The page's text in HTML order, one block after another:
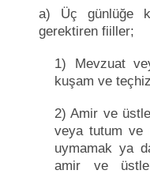
а) Üç günlüğe
gerektiren fiiller;
1) Mevzuat
kuşam ve
2) Amir ve
veya tutum ve
uymamak ya
amir ve